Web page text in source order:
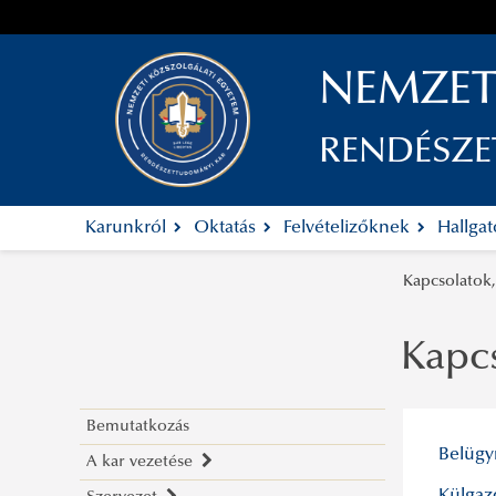
Karunkról Oktatás Felvételizőknek
Bemutatkozás
A kar vezetése